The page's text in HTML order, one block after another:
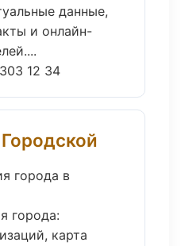
данные,
и онлайн-
12 34
города в
города:
карта